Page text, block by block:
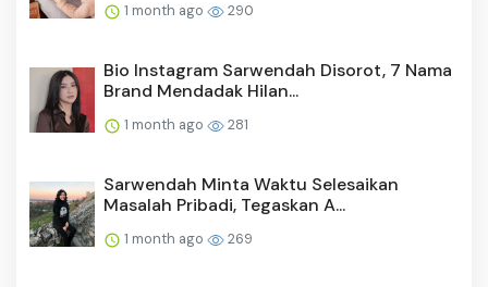
1 month ago 290
Bio Instagram Sarwendah Disorot, 7 Nama
Brand Mendadak Hilan...
1 month ago 281
Sarwendah Minta Waktu Selesaikan
Masalah Pribadi, Tegaskan A...
1 month ago 269